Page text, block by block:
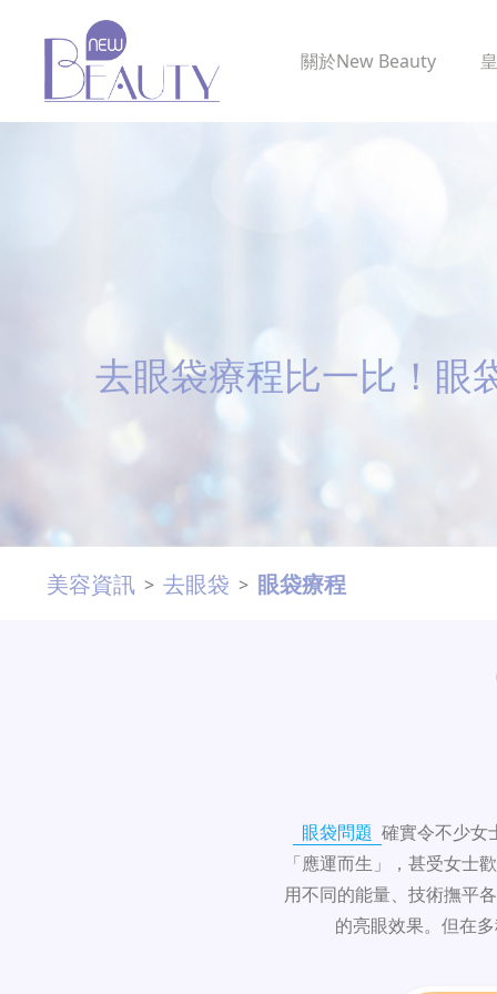
關於New Beauty
去眼袋療程比一比！眼
美容資訊 > 去眼袋 > 眼袋療程
眼袋問題 確實令不少女
「應運而生」，甚受女士
用不同的能量、技術撫平
的亮眼效果。但在